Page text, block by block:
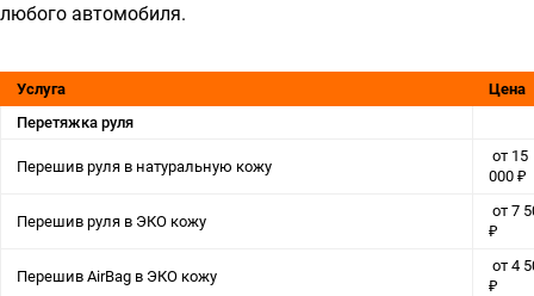
любого автомобиля.
Услуга
Цена
Перетяжка руля
Перешив руля в натуральную кожу
от 15
000 ₽
Перешив руля в ЭКО кожу
от 7
₽
Перешив AirBag в ЭКО кожу
от 4
₽